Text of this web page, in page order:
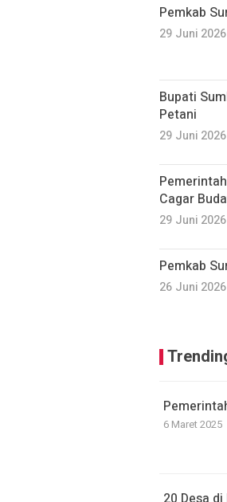
Pemkab
29 Juni
Bupati
Petani
29 Juni
Cagar
29 Juni
Pemkab
26 Juni
6 Maret 2025